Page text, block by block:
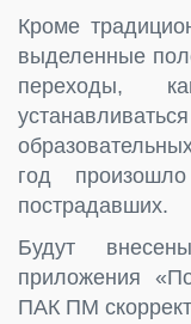
Кроме
выделенные
переходы,
год
пострадавших.
Будут
приложения
ПАК ПМ